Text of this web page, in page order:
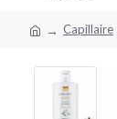
Capillaire